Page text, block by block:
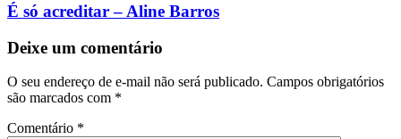
É só acreditar – Aline Barros
Deixe um comentário
O seu endereço de e-mail não será publicado. Campos obrigatórios
são marcados com *
Comentário *